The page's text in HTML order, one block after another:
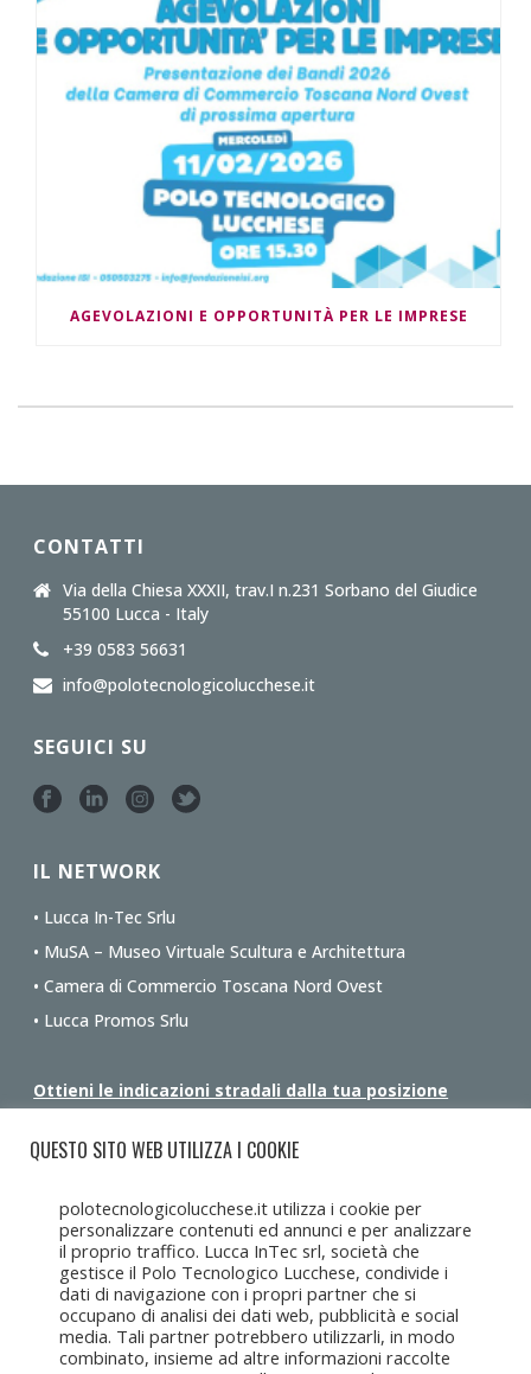
AGEVOLAZIONI E OPPORTUNITÀ PER LE IMPRESE
CONTATTI
Via della Chiesa XXXII, trav.I n.231 Sorbano del Giudice
55100 Lucca - Italy
+39 0583 56631
info@polotecnologicolucchese.it
SEGUICI SU
IL NETWORK
• Lucca In-Tec Srlu
• MuSA – Museo Virtuale Scultura e Architettura
• Camera di Commercio Toscana Nord Ovest
• Lucca Promos Srlu
Ottieni le indicazioni stradali dalla tua posizione
QUESTO SITO WEB UTILIZZA I COOKIE
polotecnologicolucchese.it utilizza i cookie per
personalizzare contenuti ed annunci e per analizzare
il proprio traffico. Lucca InTec srl, società che
gestisce il Polo Tecnologico Lucchese, condivide i
dati di navigazione con i propri partner che si
occupano di analisi dei dati web, pubblicità e social
media. Tali partner potrebbero utilizzarli, in modo
combinato, insieme ad altre informazioni raccolte